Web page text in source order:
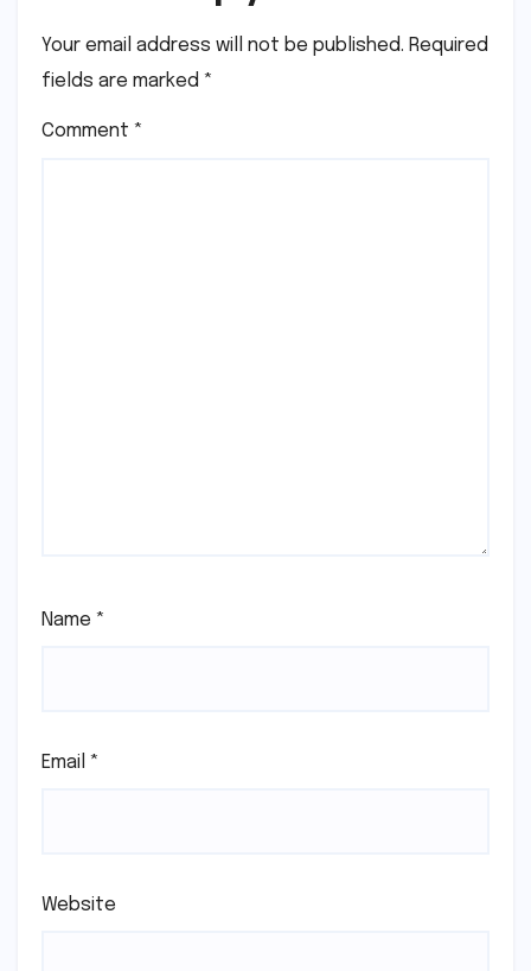
Your email address will not be published. Required
fields are marked *
Comment *
Name *
Email *
Website